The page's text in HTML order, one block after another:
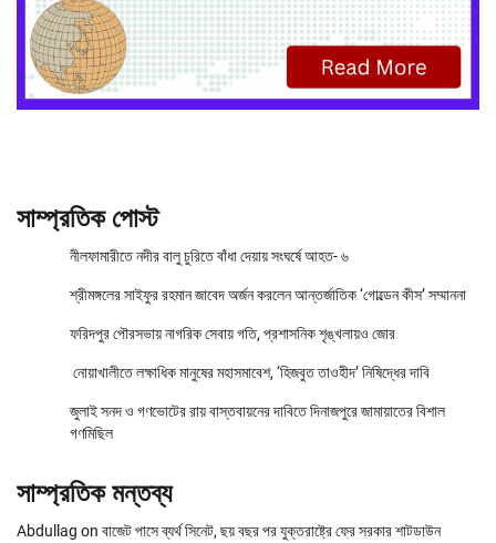
সাম্প্রতিক পোস্ট
নীলফামারীতে নদীর বালু চুরিতে বাঁধা দেয়ায় সংঘর্ষে আহত- ৬
শ্রীমঙ্গলের সাইফুর রহমান জাবেদ অর্জন করলেন আন্তর্জাতিক ‘গোল্ডেন কীস’ সম্মাননা
ফরিদপুর পৌরসভায় নাগরিক সেবায় গতি, প্রশাসনিক শৃঙ্খলায়ও জোর
নোয়াখালীতে লক্ষাধিক মানুষের মহাসমাবেশ, ‘হিজবুত তাওহীদ’ নিষিদ্ধের দাবি
জুলাই সনদ ও গণভোটের রায় বাস্তবায়নের দাবিতে দিনাজপুরে জামায়াতের বিশাল
গণমিছিল
সাম্প্রতিক মন্তব্য
Abdullag on বাজেট পাসে ব্যর্থ সিনেট, ছয় বছর পর যুক্তরাষ্ট্রে ফের সরকার শাটডাউন